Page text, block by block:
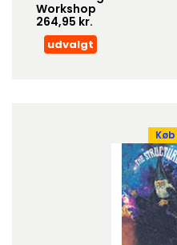
Workshop
264,95 kr.
udvalgt